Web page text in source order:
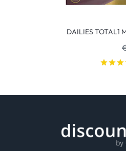
DAILIES TOTAL1